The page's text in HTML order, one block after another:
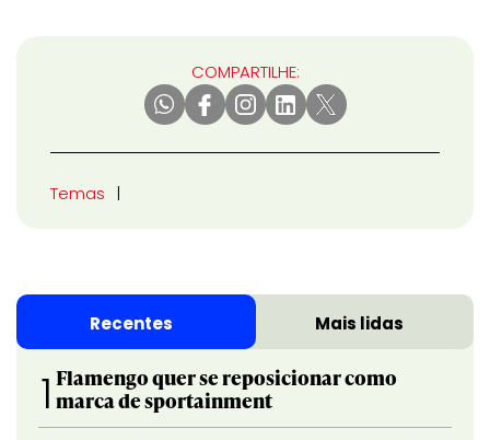
COMPARTILHE:
Temas
Recentes Mais lidas
1 Flamengo quer se reposicionar como
marca de sportainment